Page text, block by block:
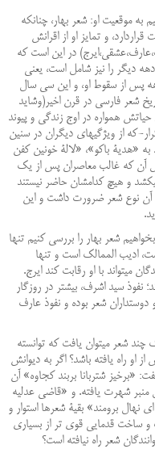
به موقعیت او: شعر بهار، چنانکه
و تمایز او از اقرانش
در این است که
دیگر را نیز شامل است، یعنی‏
پس از سقوط او، و این سی سال
شعر فارسی در قرن اخیر(وشاید
‏همواره در اوج زندگی و پیوند
که از ویژگی‏های دیگران در سنین
«هدیۀ باکو»، «لالۀ خونین کفن
که غالب معاصران پس از یک
و هیچ کدامشان حاضر نیستند
آن نوع شعر ضرورت داشت و این
.
شعر بهار را بررسی کنیم تنها
ادیب الممالک است و تنها
می‏تواند با او رقابت کند ایرج.
نفوذ سید اشرف، بیشتر در روزگار
شعر بوده و نفوذ عارف
چند شعر می‏توان یافت که توانسته
او راه یافته باشد؟ اگر به دیوانش
«برخیز شتربانا بربند کجاوه» آن
منبر شهرت یافته. و «قاضی عدلیه
برومند» بقیۀ شعرها استوار و
ساخت قدمایی قوی تر از بسیاری
شعر راه نیافته است؟